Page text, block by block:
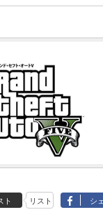
ト リスト シ